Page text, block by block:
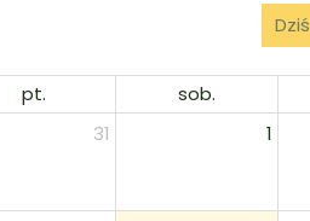
Dziś
pt. sob.
31 1